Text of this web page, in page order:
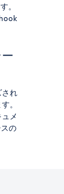
。
され
。
メ
の